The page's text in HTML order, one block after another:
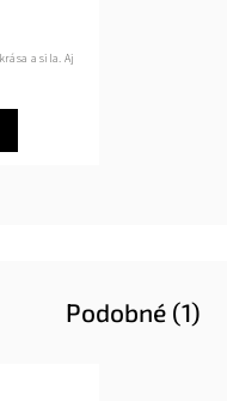
a sila. Aj
Podobné (1)